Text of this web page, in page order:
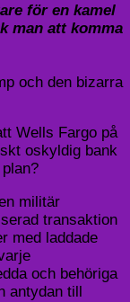
för en kamel
man att komma
och den bizarra
Wells Fargo på
oskyldig bank
militär
transaktion
med laddade
och behöriga
till